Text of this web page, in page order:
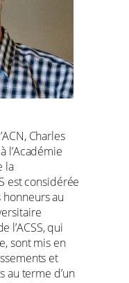
Charles
l’Académie
la
est considérée
honneurs au
l’ACSS, qui
sont mis en
et
au terme d’un